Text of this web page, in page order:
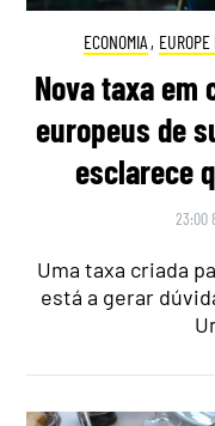
ECONOMIA ,
Nova taxa em
europeus de
esclarece
23:00
Uma taxa criada
está a gerar